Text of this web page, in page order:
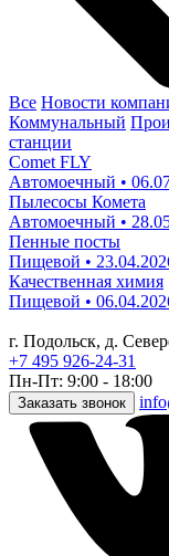
Все Новости
Коммунальный
станции
Comet FLY
Автомоечный •
Пылесосы Комета
Автомоечный •
Пенные посты
Пищевой •
Качественная химия
Пищевой •
г. Подольск, д.
+7 495 926-24-31
Пн-Пт: 9:00 - 18:00
Заказать звонок